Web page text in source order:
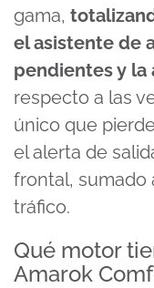
gama,
el asistente de
pendientes y
respecto a las
único que
el alerta de
frontal, sumado
tráfico.
Qué motor
Amarok